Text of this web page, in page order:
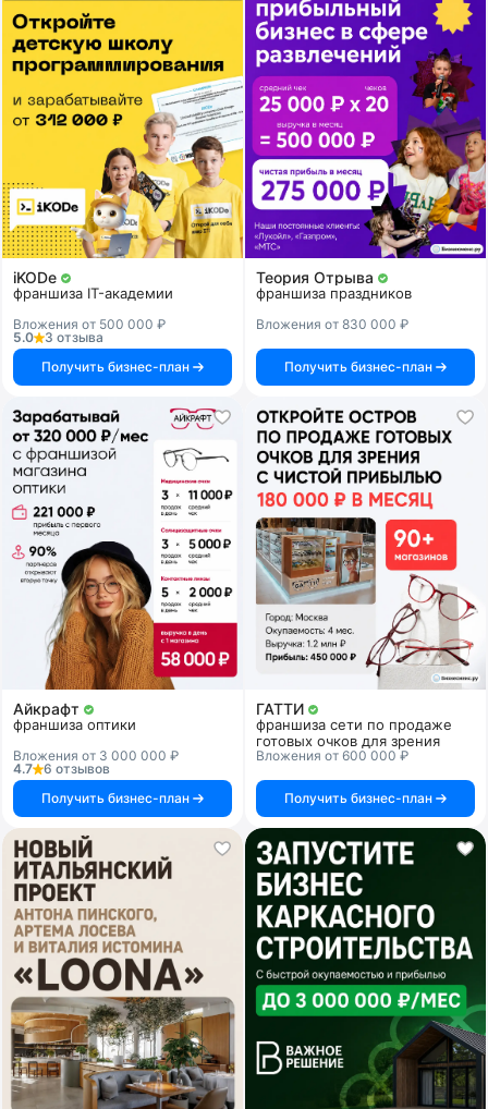
iKODe
франшиза IT-академии
Вложения от 500 000 ₽
5.0
3 отзыва
Получить бизнес-план
Теория Отрыва
франшиза праздников
Вложения от 830 000 ₽
Получить бизнес-план
Айкрафт
франшиза оптики
Вложения от 3 000 000 ₽
4.7
6 отзывов
Получить бизнес-план
ГАТТИ
франшиза сети по продаже
готовых очков для зрения
Вложения от 600 000 ₽
Получить бизнес-план